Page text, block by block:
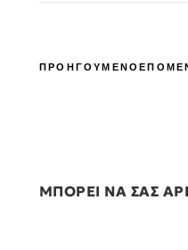
ΠΡΟΗΓΟΥΜΕΝΟ
ΜΠΟΡΕΙ ΝΑ ΣΑΣ